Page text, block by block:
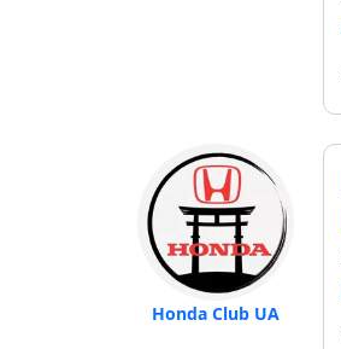
Honda Club UA